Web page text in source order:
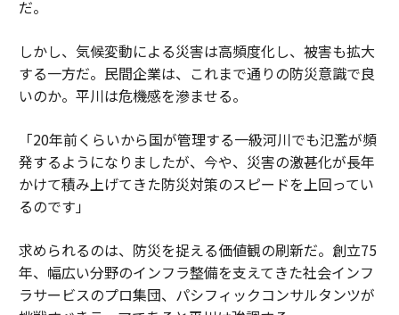
だ。
しかし、気候変動による災害は高頻度化し、被害も拡大
する一方だ。民間企業は、これまで通りの防災意識で良
いのか。平川は危機感を滲ませる。
「20年前くらいから国が管理する一級河川でも氾濫が頻
発するようになりましたが、今や、災害の激甚化が長年
かけて積み上げてきた防災対策のスピードを上回ってい
るのです」
求められるのは、防災を捉える価値観の刷新だ。創立75
年、幅広い分野のインフラ整備を支えてきた社会インフ
ラサービスのプロ集団、パシフィックコンサルタンツが